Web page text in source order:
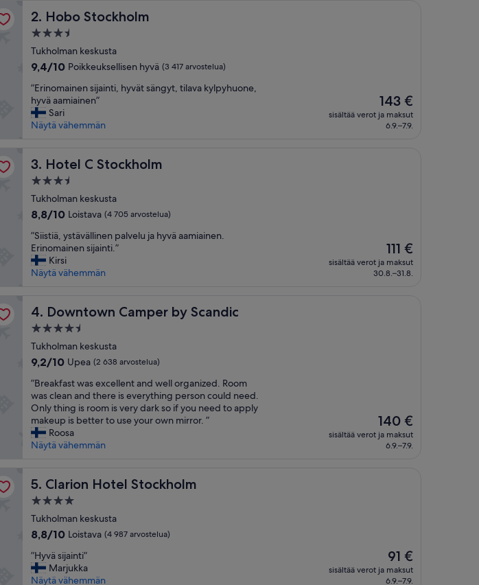
2. Hobo Stockholm
Hobo Stockholm
3.5
tähden
majoituspaikka
Tukholman keskusta
9.4
10,
Poikkeuksellisen
hyvä,
(3 417
9,4/10 Poikkeuksellisen hyvä (3 417 arvostelua)
”
E
r
i
m
n
e
s
i
j
a
t
h
y
ä
t
s
ä
n
g
,
l
a
a
k
y
”Erinomainen sijainti, hyvät sängyt, tilava kylpyhuone,
hyvä aamiainen”
Sari
Näytä vähemmän
Hinta
on
143 €
143 €
sisältää verot ja maksut
6.9.–7.9.
3. Hotel C Stockholm
Hotel C Stockholm
3.5
tähden
majoituspaikka
Tukholman keskusta
8.8
10,
Loistava,
(4 705
arvostelua)
8,8/10 Loistava (4 705 arvostelua)
”
S
i
i
y
s
ä
v
ä
l
l
i
n
p
a
l
v
l
u
j
”Siistiä, ystävällinen palvelu ja hyvä aamiainen.
Erinomainen sijainti.”
Kirsi
Näytä vähemmän
Hinta
on
111 €
111 €
sisältää verot ja maksut
30.8.–31.8.
4. Downtown Camper by Scandic
Downtown Camper by Scandic
4.5
tähden
majoituspaikka
Tukholman keskusta
9.2
10,
Upea,
(2 638
arvostelua)
9,2/10 Upea (2 638 arvostelua)
”
B
r
e
a
k
s
w
a
s
x
c
e
”Breakfast was excellent and well organized. Room
was clean and there is everything person could need.
Only thing is room is very dark so if you need to apply
makeup is better to use your own mirror. ”
Roosa
Näytä vähemmän
Hinta
on
140 €
140 €
sisältää verot ja maksut
6.9.–7.9.
5. Clarion Hotel Stockholm
Clarion Hotel Stockholm
4.0
tähden
majoituspaikka
Tukholman keskusta
8.8
10,
Loistava,
(4 987
8,8/10 Loistava (4 987 arvostelua)
”
H
y
”Hyvä sijainti”
Marjukka
Näytä vähemmän
Hinta
on
91 €
91 €
sisältää verot ja maksut
6.9.–7.9.